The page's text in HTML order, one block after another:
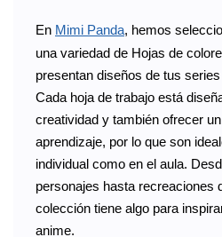
En Mimi Panda, hemos
una variedad de Hojas de
presentan diseños de tus
Cada hoja de trabajo está
creatividad y también ofrecer
aprendizaje, por lo que son
individual como en el aula.
personajes hasta recreaciones
colección tiene algo para
anime.